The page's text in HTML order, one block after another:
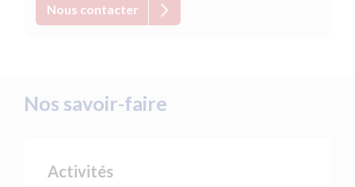
Nous contacter
Nos savoir-faire
Activités